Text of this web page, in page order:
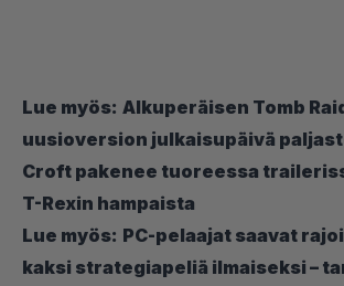
Lue myös: Alkuperäisen Tomb
uusioversion julkaisupäivä
Croft pakenee tuoreessa
T-Rexin hampaista
Lue myös: PC-pelaajat saavat
kaksi strategiapeliä ilmaiseksi –